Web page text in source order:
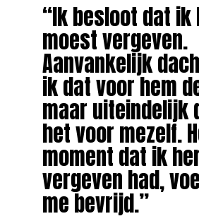
“Ik besloot dat ik
moest vergeven.
Aanvankelijk
ik dat voor hem
maar uiteindelijk
het voor mezelf.
moment dat ik
vergeven had,
me bevrijd.”